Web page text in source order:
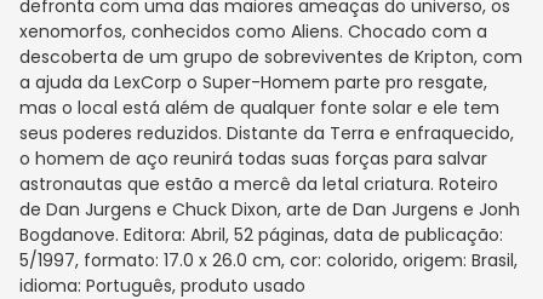
defronta com uma das maiores ameaças do universo, os
xenomorfos, conhecidos como Aliens. Chocado com a
descoberta de um grupo de sobreviventes de Kripton, com
a ajuda da LexCorp o Super-Homem parte pro resgate,
mas o local está além de qualquer fonte solar e ele tem
seus poderes reduzidos. Distante da Terra e enfraquecido,
o homem de aço reunirá todas suas forças para salvar
astronautas que estão a mercê da letal criatura. Roteiro
de Dan Jurgens e Chuck Dixon, arte de Dan Jurgens e Jonh
Bogdanove. Editora: Abril, 52 páginas, data de publicação:
5/1997, formato: 17.0 x 26.0 cm, cor: colorido, origem: Brasil,
idioma: Português, produto usado